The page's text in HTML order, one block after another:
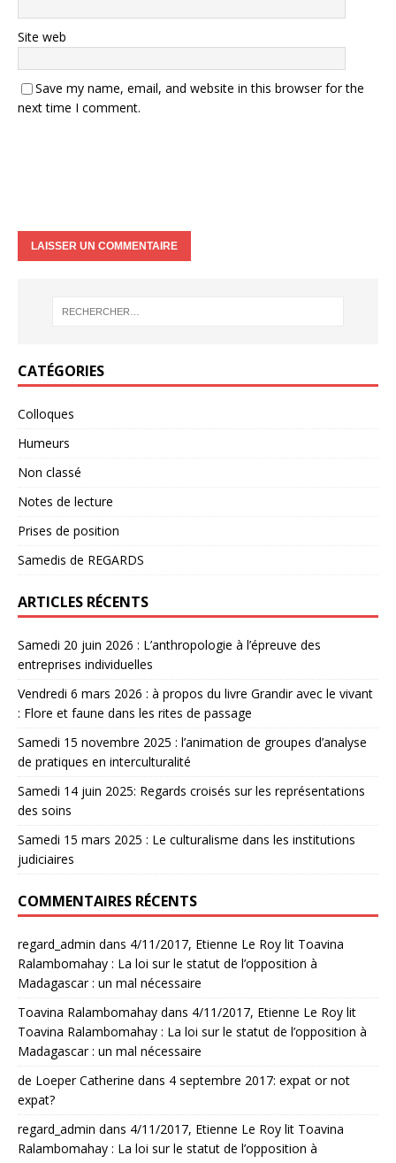
Site web
Save my name, email, and website in this browser for the
next time I comment.
CATÉGORIES
Colloques
Humeurs
Non classé
Notes de lecture
Prises de position
Samedis de REGARDS
ARTICLES RÉCENTS
Samedi 20 juin 2026 : L’anthropologie à l’épreuve des
entreprises individuelles
Vendredi 6 mars 2026 : à propos du livre Grandir avec le vivant
: Flore et faune dans les rites de passage
Samedi 15 novembre 2025 : l’animation de groupes d’analyse
de pratiques en interculturalité
Samedi 14 juin 2025: Regards croisés sur les représentations
des soins
Samedi 15 mars 2025 : Le culturalisme dans les institutions
judiciaires
COMMENTAIRES RÉCENTS
regard_admin dans 4/11/2017, Etienne Le Roy lit Toavina
Ralambomahay : La loi sur le statut de l’opposition à
Madagascar : un mal nécessaire
Toavina Ralambomahay dans 4/11/2017, Etienne Le Roy lit
Toavina Ralambomahay : La loi sur le statut de l’opposition à
Madagascar : un mal nécessaire
de Loeper Catherine dans 4 septembre 2017: expat or not
expat?
regard_admin dans 4/11/2017, Etienne Le Roy lit Toavina
Ralambomahay : La loi sur le statut de l’opposition à